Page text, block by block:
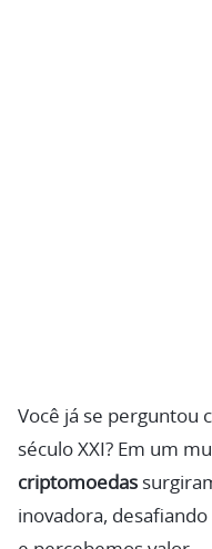
Você já se perguntou
século XXI? Em um
criptomoedas
inovadora,